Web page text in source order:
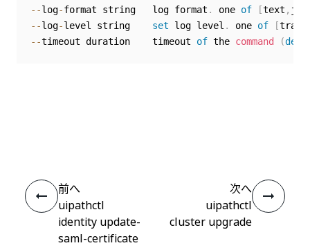
--log-format string   log format . one of [text ,
--log-level string set log level . one of [trace
--timeout duration    timeout of the command (
前へ
uipathctl
identity update-
saml-certificate
次へ
uipathctl
cluster upgrade